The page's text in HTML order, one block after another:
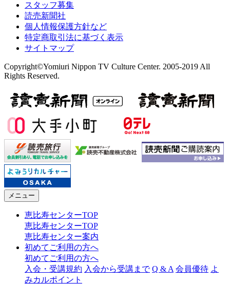
スタッフ募集
読売新聞社
個人情報保護方針など
特定商取引法に基づく表示
サイトマップ
Copyright©Yomiuri Nippon TV Culture Center. 2005-2019 All
Rights Reserved.
メニュー
恵比寿センターTOP
恵比寿センターTOP
恵比寿センター案内
初めてご利用の方へ
初めてご利用の方へ
入会・受講規約 入会から受講まで Q & A 会員優待 よ
みカルポイント